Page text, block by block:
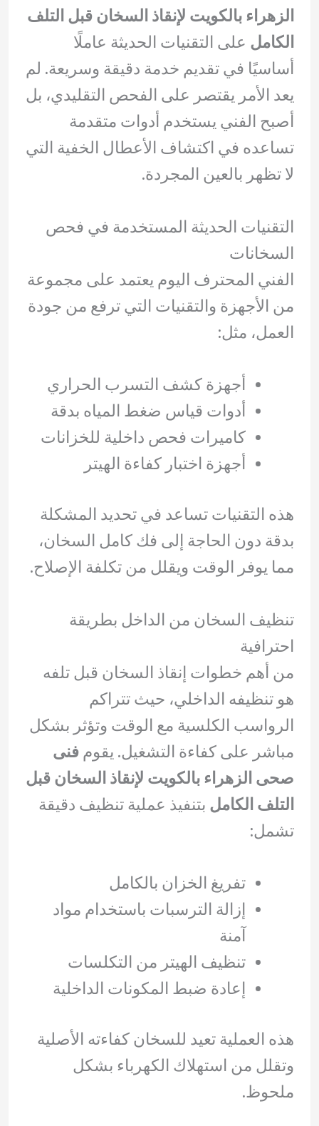
الزهراء بالكويت لإنقاذ السخان قبل التلف
الكامل على التقنيات الحديثة عاملًا
أساسيًا في تقديم خدمة دقيقة وسريعة. لم
يعد الأمر يقتصر على الفحص التقليدي، بل
أصبح الفني يستخدم أدوات متقدمة
تساعده في اكتشاف الأعطال الخفية التي
لا تظهر بالعين المجردة.
التقنيات الحديثة المستخدمة في فحص
السخانات
الفني المحترف اليوم يعتمد على مجموعة
من الأجهزة والتقنيات التي ترفع من جودة
العمل، مثل:
أجهزة كشف التسرب الحراري
أدوات قياس ضغط المياه بدقة
كاميرات فحص داخلية للخزانات
أجهزة اختبار كفاءة الهيتر
هذه التقنيات تساعد في تحديد المشكلة
بدقة دون الحاجة إلى فك كامل السخان،
مما يوفر الوقت ويقلل من تكلفة الإصلاح.
تنظيف السخان من الداخل بطريقة
احترافية
من أهم خطوات إنقاذ السخان قبل تلفه
هو تنظيفه الداخلي، حيث تتراكم
الرواسب الكلسية مع الوقت وتؤثر بشكل
مباشر على كفاءة التشغيل. يقومفنى
صحى الزهراء بالكويت لإنقاذ السخان قبل
التلف الكامل بتنفيذ عملية تنظيف دقيقة
تشمل:
تفريغ الخزان بالكامل
إزالة الترسبات باستخدام مواد
آمنة
تنظيف الهيتر من التكلسات
إعادة ضبط المكونات الداخلية
هذه العملية تعيد للسخان كفاءته الأصلية
وتقلل من استهلاك الكهرباء بشكل
ملحوظ.